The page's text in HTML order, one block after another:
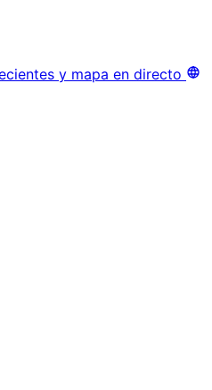
y mapa en directo